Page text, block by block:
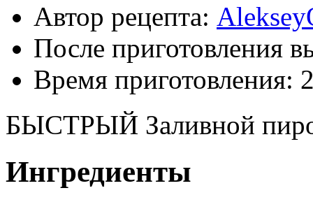
Автор рецепта:
После приготовления
Время приготовления:
БЫСТРЫЙ Заливной
Ингредиенты